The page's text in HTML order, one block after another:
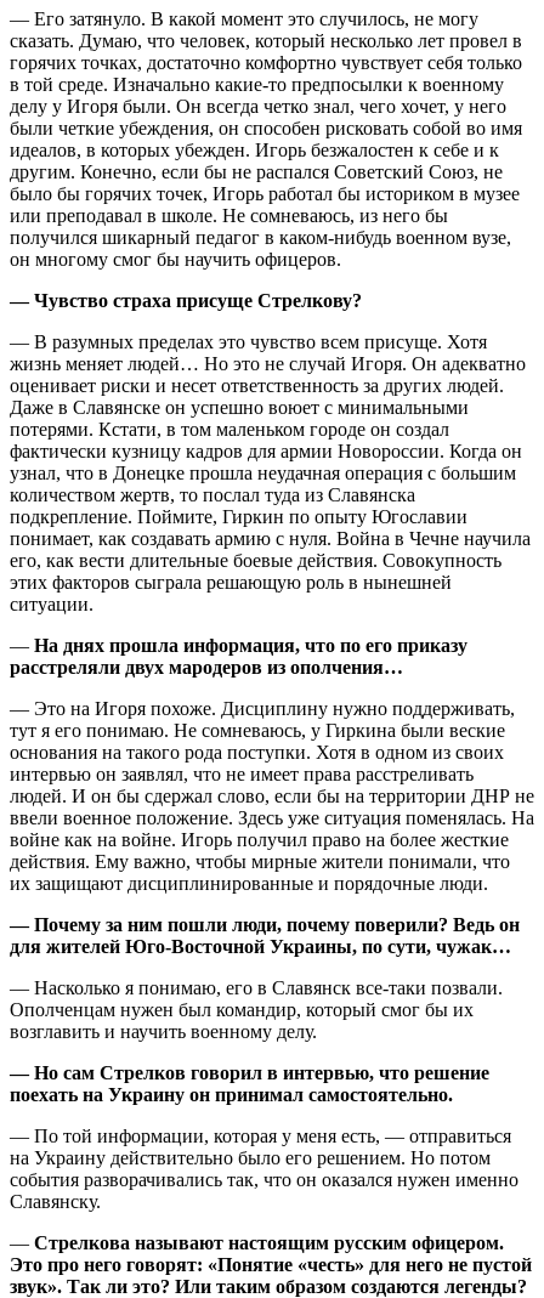
— Его затянуло. В какой момент это случилось, не могу
сказать. Думаю, что человек, который несколько лет провел в
горячих точках, достаточно комфортно чувствует себя только
в той среде. Изначально какие-то предпосылки к военному
делу у Игоря были. Он всегда четко знал, чего хочет, у него
были четкие убеждения, он способен рисковать собой во имя
идеалов, в которых убежден. Игорь безжалостен к себе и к
другим. Конечно, если бы не распался Советский Союз, не
было бы горячих точек, Игорь работал бы историком в музее
или преподавал в школе. Не сомневаюсь, из него бы
получился шикарный педагог в каком-нибудь военном вузе,
он многому смог бы научить офицеров.
— Чувство страха присуще Стрелкову?
— В разумных пределах это чувство всем присуще. Хотя
жизнь меняет людей… Но это не случай Игоря. Он адекватно
оценивает риски и несет ответственность за других людей.
Даже в Славянске он успешно воюет с минимальными
потерями. Кстати, в том маленьком городе он создал
фактически кузницу кадров для армии Новороссии. Когда он
узнал, что в Донецке прошла неудачная операция с большим
количеством жертв, то послал туда из Славянска
подкрепление. Поймите, Гиркин по опыту Югославии
понимает, как создавать армию с нуля. Война в Чечне научила
его, как вести длительные боевые действия. Совокупность
этих факторов сыграла решающую роль в нынешней
ситуации.
— На днях прошла информация, что по его приказу
расстреляли двух мародеров из ополчения…
— Это на Игоря похоже. Дисциплину нужно поддерживать,
тут я его понимаю. Не сомневаюсь, у Гиркина были веские
основания на такого рода поступки. Хотя в одном из своих
интервью он заявлял, что не имеет права расстреливать
людей. И он бы сдержал слово, если бы на территории ДНР не
ввели военное положение. Здесь уже ситуация поменялась. На
войне как на войне. Игорь получил право на более жесткие
действия. Ему важно, чтобы мирные жители понимали, что
их защищают дисциплинированные и порядочные люди.
— Почему за ним пошли люди, почему поверили? Ведь он
для жителей Юго-Восточной Украины, по сути, чужак…
— Насколько я понимаю, его в Славянск все-таки позвали.
Ополченцам нужен был командир, который смог бы их
возглавить и научить военному делу.
— Но сам Стрелков говорил в интервью, что решение
поехать на Украину он принимал самостоятельно.
— По той информации, которая у меня есть, — отправиться
на Украину действительно было его решением. Но потом
события разворачивались так, что он оказался нужен именно
Славянску.
— Стрелкова называют настоящим русским офицером.
Это про него говорят: «Понятие «честь» для него не пустой
звук». Так ли это? Или таким образом создаются легенды?